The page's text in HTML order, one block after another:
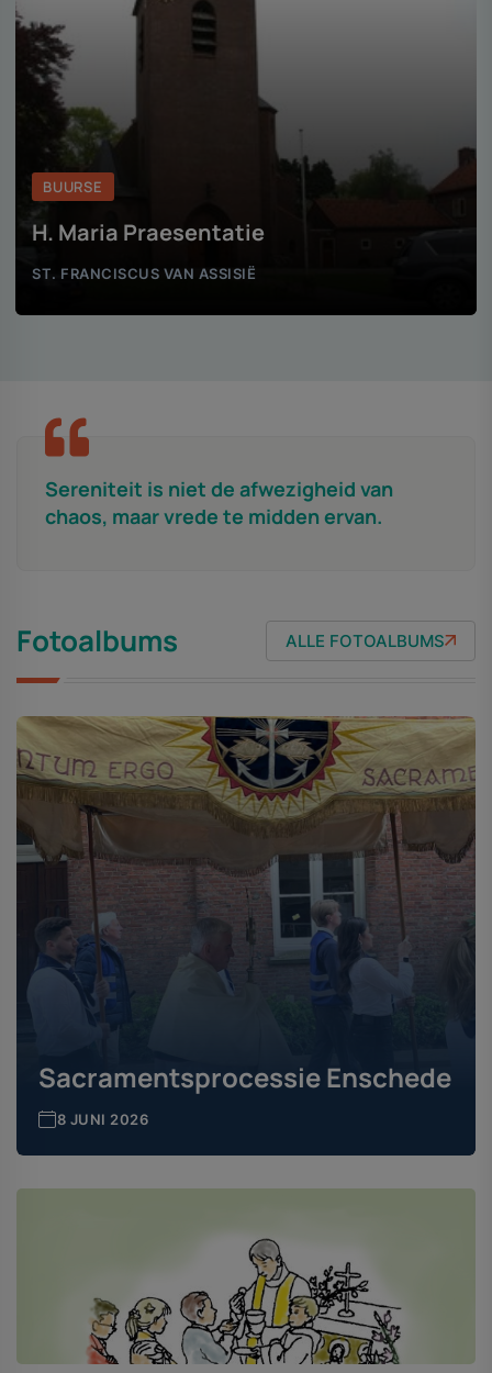
ENSCHEDE
H. Jacobuskerk (Enschede)
ST. JACOBUS DE MEERDERE
Sereniteit is niet de afwezigheid van
chaos, maar vrede te midden ervan.
Fotoalbums ALLE FOTOALBUMS
Sacramentsprocessie Enschede
8 JUNI 2026